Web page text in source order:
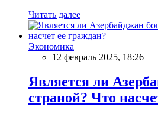
Читать далее
Экономика
12 февраль 2025, 18:26
Является ли
страной? Что